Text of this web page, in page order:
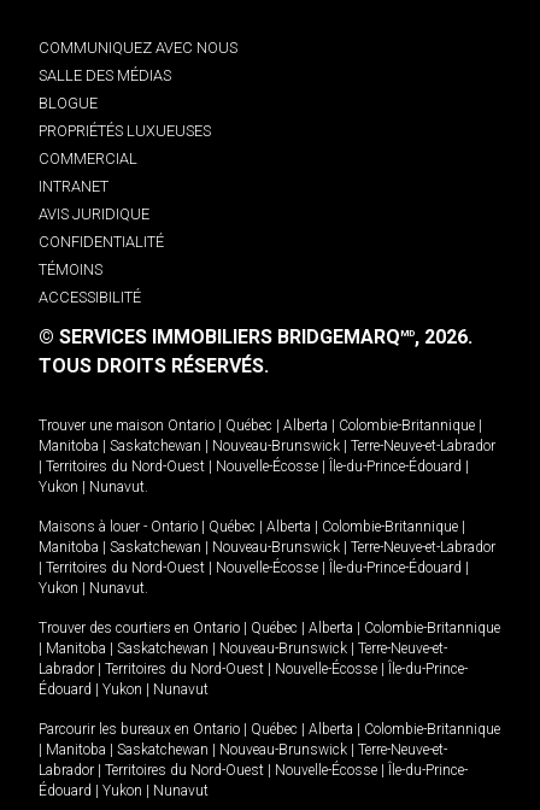
COMMUNIQUEZ AVEC NOUS
SALLE DES MÉDIAS
BLOGUE
PROPRIÉTÉS LUXUEUSES
COMMERCIAL
INTRANET
AVIS JURIDIQUE
CONFIDENTIALITÉ
TÉMOINS
ACCESSIBILITÉ
© SERVICES IMMOBILIERS BRIDGEMARQMD, 2026.
TOUS DROITS RÉSERVÉS.
Trouver une maison Ontario Québec Alberta Colombie-Britannique
Manitoba
Saskatchewan Nouveau-Brunswick
Terre-Neuve-et-Labrador
Territoires du Nord-Ouest Nouvelle-Écosse Île-du-Prince-Édouard
Yukon
Nunavut.
Maisons à louer - Ontario Québec Alberta Colombie-Britannique
Manitoba
Saskatchewan Nouveau-Brunswick
Terre-Neuve-et-Labrador
Territoires du Nord-Ouest Nouvelle-Écosse Île-du-Prince-Édouard
Yukon
Nunavut.
Trouver des courtiers en Ontario Québec Alberta
Colombie-Britannique
Manitoba Saskatchewan Nouveau-Brunswick
Terre-Neuve-et-
Labrador
Territoires du Nord-Ouest Nouvelle-Écosse
Île-du-Prince-
Édouard
Yukon Nunavut
Parcourir les bureaux en Ontario Québec Alberta
Colombie-Britannique
Manitoba Saskatchewan Nouveau-Brunswick
Terre-Neuve-et-
Labrador
Territoires du Nord-Ouest Nouvelle-Écosse
Île-du-Prince-
Édouard
Yukon Nunavut